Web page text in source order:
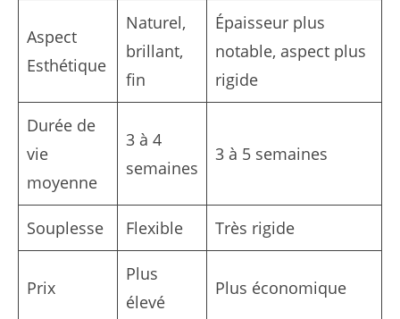
Aspect
Esthétique
Naturel,
brillant,
fin
Épaisseur plus
notable, aspect plus
rigide
Durée de
vie
moyenne
3 à 4
semaines
3 à 5 semaines
Souplesse Flexible Très rigide
Prix
Plus
élevé
Plus économique